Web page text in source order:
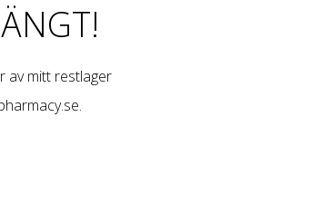
av mitt restlager
.